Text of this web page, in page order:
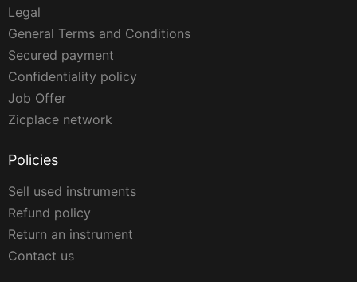
Legal
General Terms and Conditions
Secured payment
Confidentiality policy
Job Offer
Zicplace network
Policies
Sell used instruments
Refund policy
Return an instrument
Contact us